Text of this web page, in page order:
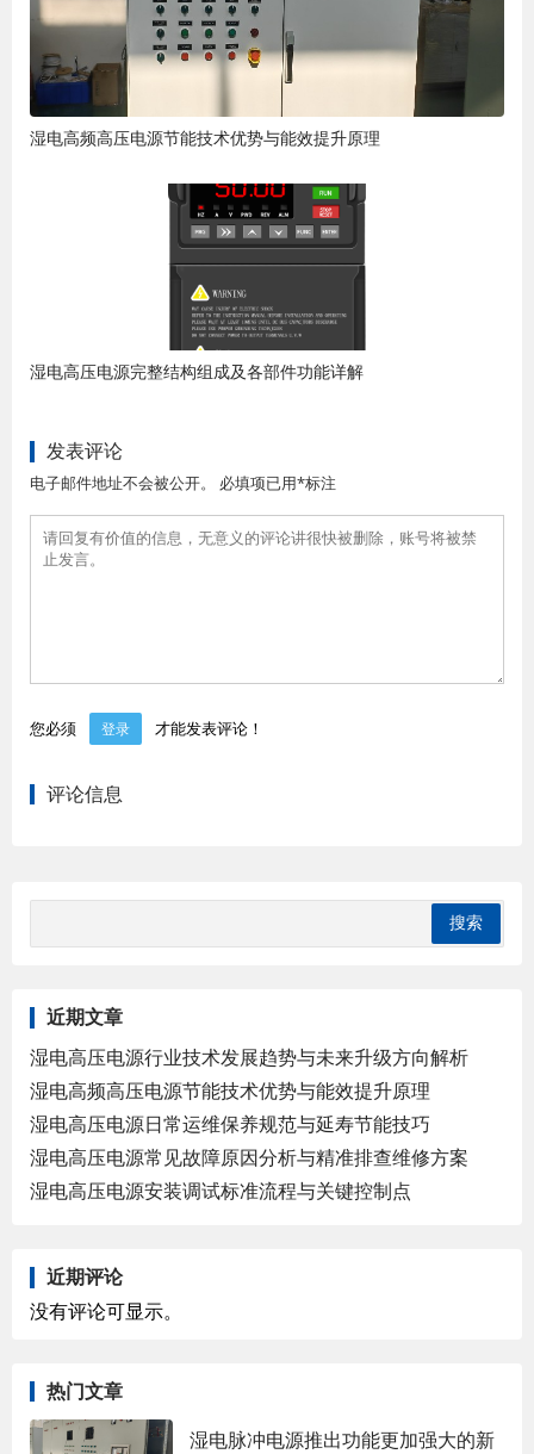
湿电高频高压电源节能技术优势与能效提升原理
湿电高压电源完整结构组成及各部件功能详解
发表评论
电子邮件地址不会被公开。 必填项已用*标注
您必须 登录 才能发表评论！
评论信息
近期文章
湿电高压电源行业技术发展趋势与未来升级方向解析
湿电高频高压电源节能技术优势与能效提升原理
湿电高压电源日常运维保养规范与延寿节能技巧
湿电高压电源常见故障原因分析与精准排查维修方案
湿电高压电源安装调试标准流程与关键控制点
近期评论
没有评论可显示。
热门文章
湿电脉冲电源推出功能更加强大的新